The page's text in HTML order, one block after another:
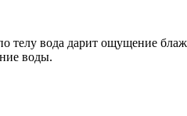
телу вода дарит ощущение
воды.